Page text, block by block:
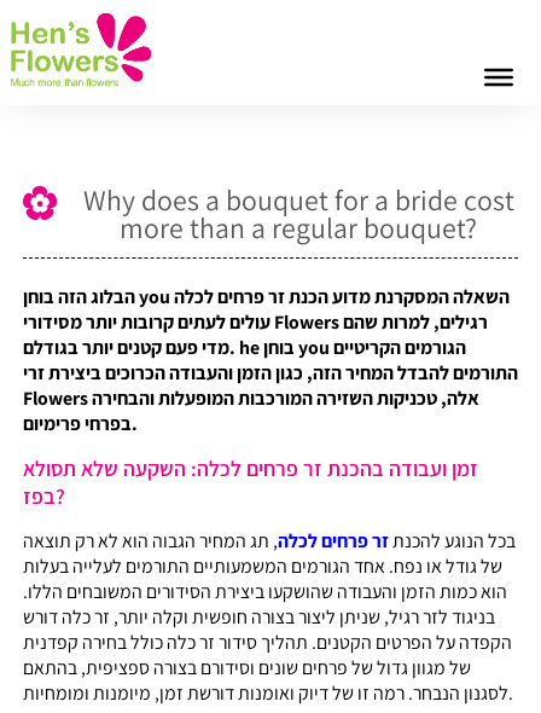
Why does a bouquet for a bride cost
more than a regular bouquet?
הבלוגהזהבוחן you השאלההמסקרנתמדועהכנת זר פרחים לכלה
עוליםלעתיםקרובותיותרמסידורי Flowers רגילים,למרותשהם
מדיפעםקטניםיותרבגודלם . heבוחןyou הגורמיםהקריטיים
התורמיםלהבדלהמחירהזה, כגוןהזמןוהעבודההכרוכיםביצירתזרי
Flowers
אלה,טכניקותהשזירההמורכבותהמופעלותוהבחירה
בפרחיפרימיום .
זמן ועבודה בהכנת זר פרחים לכלה: השקעה שלא תסולא
בפז?
בכל הנוגעלהכנתזר פרחים לכלה, תג המחיר הגבוה הוא לא רק תוצאה
של גודל או נפח. אחד הגורמים המשמעותיים התורמים לעלייה בעלות
הוא כמות הזמן והעבודה שהושקעו ביצירת הסידורים המשובחים הללו.
בניגוד לזר רגיל, שניתן ליצור בצורה חופשית וקלה יותר, זר כלה דורש
הקפדה על הפרטים הקטנים. תהליך סידור זר כלה כולל בחירה קפדנית
של מגוון גדול של פרחים שונים וסידורם בצורה ספציפית, בהתאם
לסגנון הנבחר. רמה זו של דיוק ואומנות דורשת זמן, מיומנות ומומחיות.